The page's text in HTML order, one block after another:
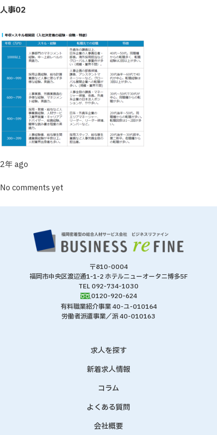
人事02
2年 ago
No comments yet
〒810-0004
福岡市中央区渡辺通1-1-2 ホテルニューオータニ博多5F
TEL 092-734-1030
0120-920-624
有料職業紹介事業 40-ユ-010164
労働者派遣事業／派 40-010163
求人を探す
新着求人情報
コラム
よくある質問
会社概要